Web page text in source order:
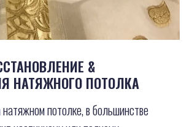
&
НАТЯЖНОГО ПОТОЛКА
потолке, в большинстве